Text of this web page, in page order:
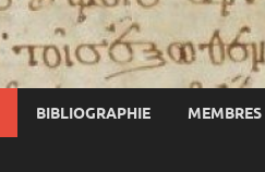
BIBLIOGRAPHIE